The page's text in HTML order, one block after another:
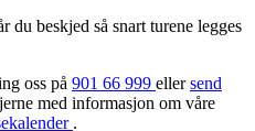
du beskjed så snart turene legges
oss på 901 66 999 ellersend
med informasjon om våre
.